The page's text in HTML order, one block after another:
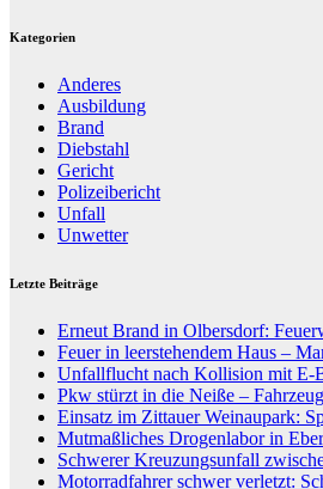
Kategorien
Anderes
Ausbildung
Brand
Diebstahl
Gericht
Polizeibericht
Unfall
Unwetter
Letzte Beiträge
Erneut Brand in Olbersdorf:
Feuer in leerstehendem Haus –
Unfallflucht nach Kollision mit E-
Pkw stürzt in die Neiße –
Einsatz im Zittauer Weinaupark:
Mutmaßliches Drogenlabor in
Schwerer Kreuzungsunfall
Motorradfahrer schwer verletzt: